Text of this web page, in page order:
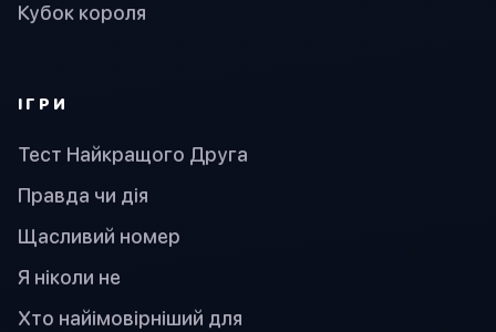
Кубок короля
ІГРИ
Тест Найкращого Друга
Правда чи дія
Щасливий номер
Я ніколи не
Хто найімовірніший для